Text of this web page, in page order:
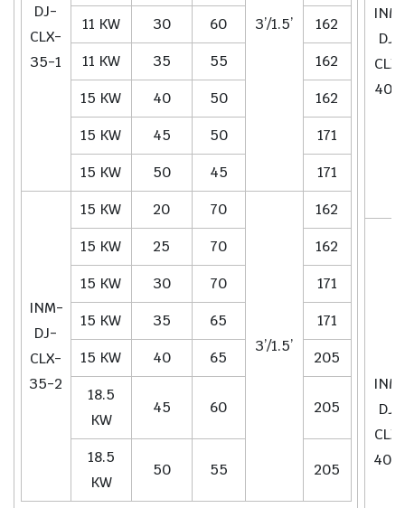
DJ-
CLX-
35-1
3’/1.5’
11 KW
30 60
162
11 KW
35 55
162
15 KW
40 50
162
15 KW
45 50
171
15 KW
50 45 171
INM-
DJ-
CLX-
35-2
15 KW 20 70
3’/1.5’
162
15 KW
25 70
162
15 KW
30 70
171
15 KW
35 65
171
15 KW
40 65
205
18.5
KW
45 60 205
18.5
KW
50 55 205
DJ-
CLX-
40-1
DJ-
CLX-
40-